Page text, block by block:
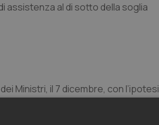
assistenza al di sotto della soglia
Ministri, il 7 dicembre, con l’ipotesi
una nota diramata a poche ore
Consiglio Conte ed ai